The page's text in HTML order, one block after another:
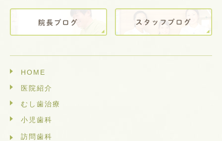
HOME
医院紹介
むし歯治療
小児歯科
訪問歯科